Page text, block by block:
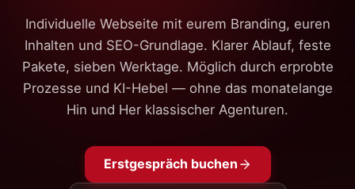
Individuelle Webseite mit eurem Branding, euren
Inhalten und SEO-Grundlage. Klarer Ablauf, feste
Pakete, sieben Werktage. Möglich durch erprobte
Prozesse und KI-Hebel — ohne das monatelange
Hin und Her klassischer Agenturen.
Erstgespräch buchen